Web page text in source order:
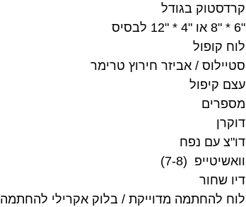
קרדסטוק בגודל
"6 * "8 או "4 * "12 לבסיס
לוח קופול
סטיילוס / אביזר חירוץ טרימר
עצם קיפול
מספרים
דוקרן
דו"צ עם נפח
וואשיטייפ (7-8)
דיו שחור
לוח להחתמה מדוייקת / בלוק אקרילי להחתמה